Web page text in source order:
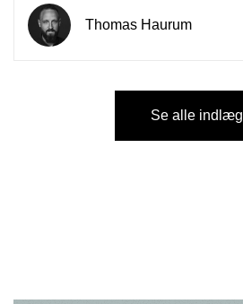
Thomas Haurum
Se alle indlæg